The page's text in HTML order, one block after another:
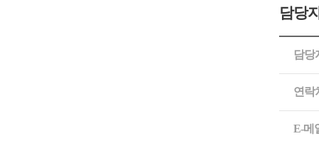
담당
담당
연락
E-메